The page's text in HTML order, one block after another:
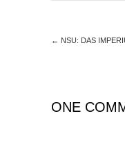
← NSU: DAS
ONE